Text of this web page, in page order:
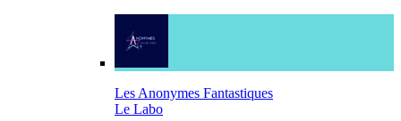
Les Anonymes Fantastiques
Le Labo